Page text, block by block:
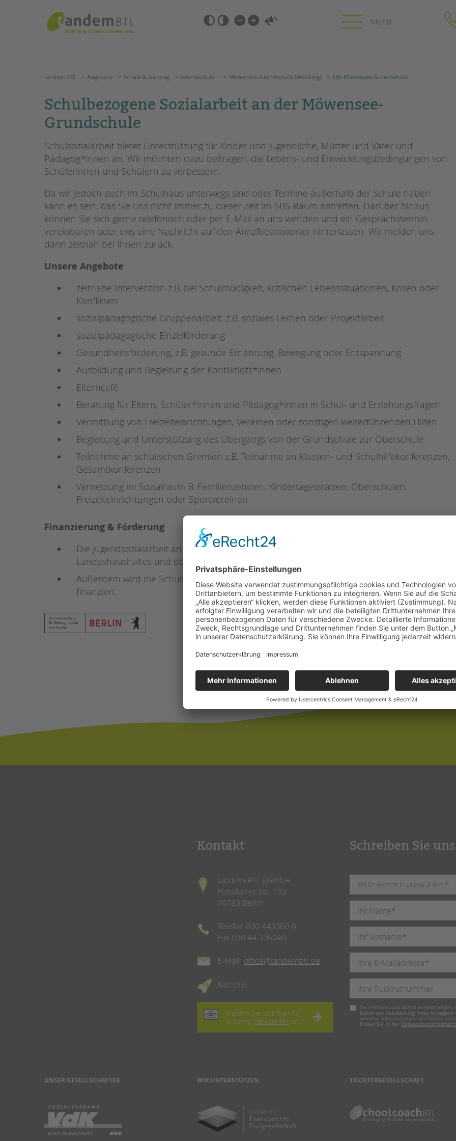
Barrierefrei-
Einstellungen
überspringen
ANGEBOTE
KITA & FRÜHE HILFEN
SCHULE & GANZTAG
Grundschulen
Oberschulen
Kollegs
EFöB
Schulbezogene Sozialarbeit
Tagesgruppen
EINGLIEDERUNGSHILFE
BETREUTES WOHNEN
Zertfikatskurse
Seminarkalender
Seminarräume
STADTTEILARBEIT
PROFIL | LEITBILD
Unsere Videos
Gesellschafter VdK
schoolcoach BTL
KARRIERE
NEWS/BLOG
Briefe an Kai
PRESSE
Magazin
tandem BTL Angebote Grundschulen Möwensee-Grundschule (Wedding) SBS Möwensee-Grundschule
tandem BTL Angebote Schule & Ganztag Grundschulen Möwensee-Grundschule (Wedding) SBS Möwensee-Grundschule
Schulbezogene Sozialarbeit an der Möwensee-
Grundschule
Schulsozialarbeit bietet Unterstützung für Kinder und Jugendliche, Mütter und Väter und
Pädagog*innen an. Wir möchten dazu beitragen, die Lebens- und Entwicklungsbedingungen von
Schülerinnen und Schülern zu verbessern.
Da wir jedoch auch im Schulhaus unterwegs sind oder Termine außerhalb der Schule haben
kann es sein, das Sie uns nicht immer zu dieser Zeit im SBS-Raum antreffen. Darüber hinaus
können Sie sich gerne telefonisch oder per E-Mail an uns wenden und ein Gesprächstermin
vereinbaren oder uns eine Nachricht auf den Anrufbeantworter hinterlassen. Wir melden uns
dann zeitnah bei Ihnen zurück.
Unsere Angebote
zeitnahe Intervention z.B. bei Schulmüdigkeit, kritischen Lebenssituationen, Krisen oder
Konflikten
sozialpädagogische Gruppenarbeit, z.B. soziales Lernen oder Projektarbeit
sozialpädagogische Einzelförderung
Gesundheitsförderung, z.B. gesunde Ernährung, Bewegung oder Entspannung
Ausbildung und Begleitung der Konfliktlots*innen
Elterncafé
Beratung für Eltern, Schüler*innen und Pädagog*innen in Schul- und Erziehungsfragen
Vermittlung von Freizeiteinrichtungen, Vereinen oder sonstigen weiterführenden Hilfen
Begleitung und Unterstützung des Übergangs von der Grundschule zur Oberschule
Teilnahme an schulischen Gremien z.B. Teilnahme an Klassen- und Schulhilfekonferenzen,
Gesamtkonferenzen
Vernetzung im Sozialraum B. Familienzentren, Kindertagesstätten, Oberschulen,
Freizeiteinrichtungen oder Sportvereinen
Finanzierung & Förderung
Die Jugendsozialarbeit an Berliner Schulen wird aus Mitteln des Berliner
Landeshaushaltes und des Bildungs- und Teilhabepaketes finanziert.
Außerdem wird die Schulsozialarbeit an dieser Schule über Mittel des Bonusprogramms
finanziert.
Kontakt
tandem BTL gGmbH
Potsdamer Str. 182
10783 Berlin
Telefon 030 443360-0
Fax 030 44 336040
E-Mail: office@tandembtl.de
Karriere
Melden Sie sich hier für
unseren Newsletter an.
Schreiben Sie
Pflichtfeld
Sie erklären sich damit einverstanden,
Daten zur Bearbeitung Ihres Anliegens
werden. Informationen und
finden Sie in der
UNSER GESELLSCHAFTER WIR UNTERSTÜTZEN TOCHTERGESELLSCHAFT